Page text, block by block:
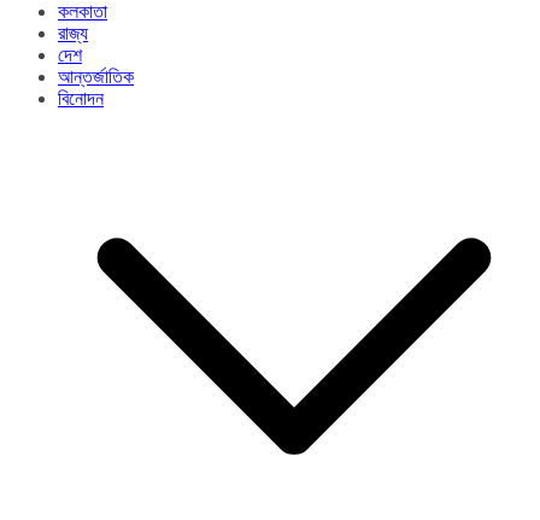
কলকাতা
রাজ্য​
দেশ
আন্তর্জাতিক
বিনোদন